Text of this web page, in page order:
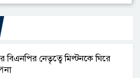
বিএনপির নেতৃত্বে মিল্টনকে ঘিরে